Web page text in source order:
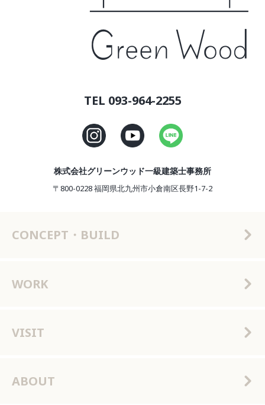
TEL 093-964-2255
株式会社グリーンウッド一級建築士事務所
〒800-0228 福岡県北九州市小倉南区長野1-7-2
CONCEPT・BUILD
WORK
VISIT
ABOUT